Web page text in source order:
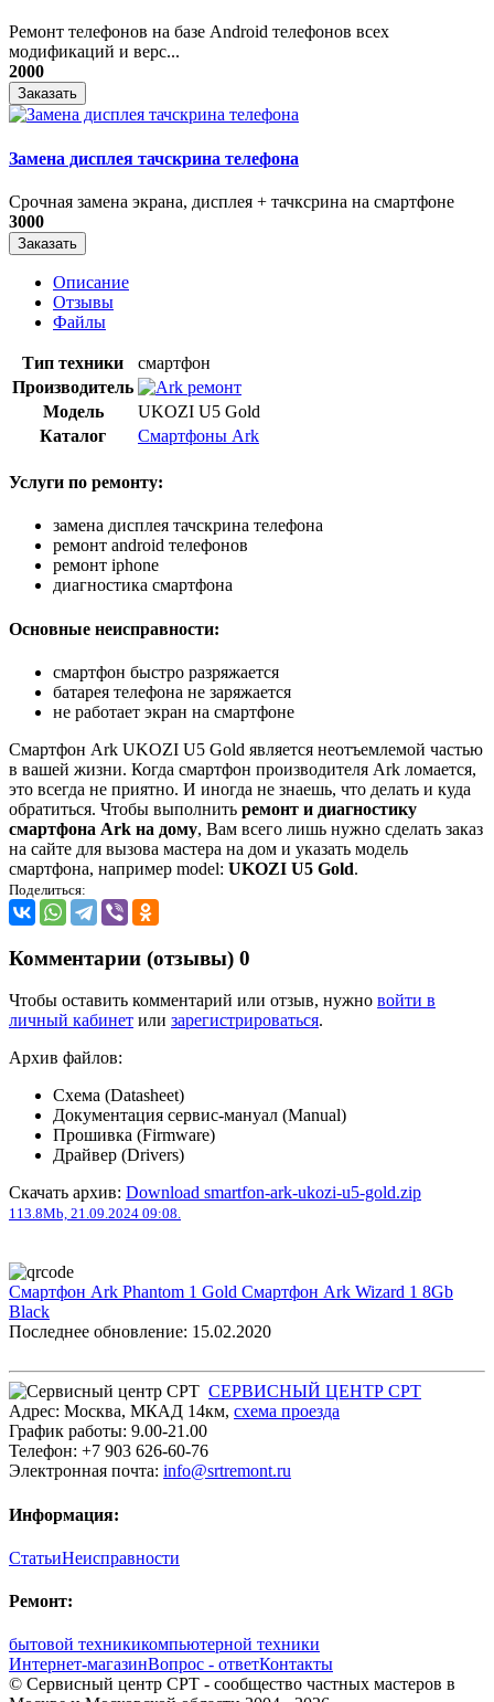
Ремонт телефонов на базе Android телефонов всех
модификаций и верс...
2000
Заказать
Замена дисплея тачскрина телефона
Срочная замена экрана, дисплея + тачксрина на смартфоне
3000
Заказать
Описание
Отзывы
Файлы
Тип техники
смартфон
Производитель
Модель
UKOZI U5 Gold
Каталог
Смартфоны Ark
Услуги по ремонту:
замена дисплея тачскрина телефона
ремонт android телефонов
ремонт iphone
диагностика смартфона
Основные неисправности:
смартфон быстро разряжается
батарея телефона не заряжается
не работает экран на смартфоне
Смартфон Ark UKOZI U5 Gold является неотъемлемой частью
в вашей жизни. Когда смартфон производителя Ark ломается,
это всегда не приятно. И иногда не знаешь, что делать и куда
обратиться. Чтобы выполнить ремонт и диагностику
смартфона Ark на дому, Вам всего лишь нужно сделать заказ
на сайте для вызова мастера на дом и указать модель
смартфона, например model: UKOZI U5 Gold.
Поделиться:
Комментарии (отзывы) 0
Чтобы оставить комментарий или отзыв, нужно войти в
личный кабинет или зарегистрироваться.
Архив файлов:
Схема (Datasheet)
Документация сервис-мануал (Manual)
Прошивка (Firmware)
Драйвер (Drivers)
Скачать архив: Download smartfon-ark-ukozi-u5-gold.zip
113.8Mb, 21.09.2024 09:08.
Смартфон Ark Phantom 1 Gold Смартфон Ark Wizard 1 8Gb
Black
Последнее обновление: 15.02.2020
СЕРВИСНЫЙ ЦЕНТР СРТ
Адрес: Москва, МКАД 14км, cхема проезда
График работы: 9.00-21.00
Телефон: +7 903 626-60-76
Электронная почта: info@srtremont.ru
Информация:
СтатьиНеисправности
Ремонт:
бытовой техникикомпьютерной техники
Интернет-магазинВопрос - ответКонтакты
© Сервисный центр СРТ - сообщество частных мастеров в